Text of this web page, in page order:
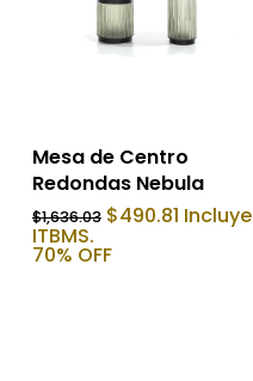
Añadir Al Carrito
Mesa de Centro
Redondas Nebula
$1,636.03 El
original
$490.81El
precio
Incluye
ITBMS.
70% OFF